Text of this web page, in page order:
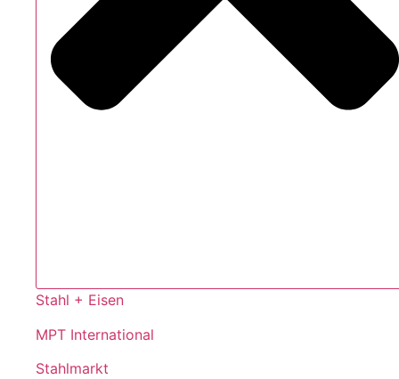
Stahl + Eisen
MPT International
Stahlmarkt